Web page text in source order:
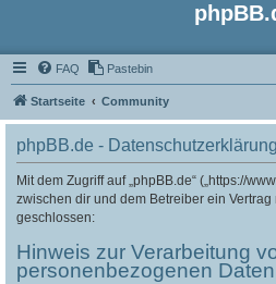
FAQ Pastebin
Startseite Community
phpBB.de - Datenschutzerklärung
Mit dem Zugriff auf „phpBB.de“ („https://
zwischen dir und dem Betreiber ein
geschlossen:
Hinweis zur Verarbeitung
personenbezogenen